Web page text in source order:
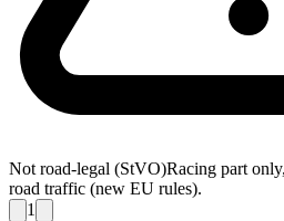
Not road-legal (StVO)Racing part
road traffic (new EU rules).
1